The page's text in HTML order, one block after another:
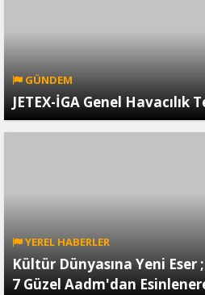
GÜNDEM
JETEX-İGA Genel Havacılık
YEREL HABERLER
Kültür Dünyasına Yeni Eser
7 Güzel Aadm'dan